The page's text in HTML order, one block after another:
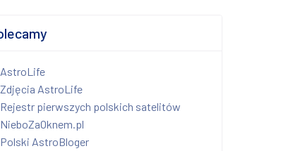
AstroLife
Zdjęcia AstroLife
Rejestr pierwszych polskich satelitów
NieboZaOknem.pl
Polski AstroBloger